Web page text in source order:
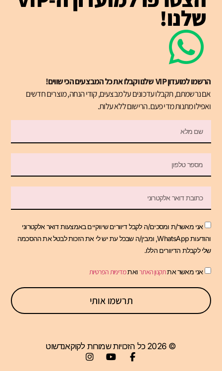
שלנו!
הרשמו למועדון VIP שלנו וקבלו את כל המבצעים הכי שווים!
אם נרשמתם, תקבלו עדכונים על מבצעים, קודי הנחה, מוצרים חדשים
ואפילו מתנות מדי פעם. הרישום ללא עלות.
אני מאשר/ת ומסכים/ה לקבל דיוורים שיווקיים באמצעות דואר אלקטרוני
והודעות WhatsApp, ומבין/ה שבכל עת יש לי את הזכות לבטל את ההסכמה
שלי לקבלת הדיוורים הללו.
אני מאשר אתתקנון האתרואתמדיניות הפרטיות
תרשמו אותי
© 2026 כל הזכויות שמורות לקוקאנדשוט